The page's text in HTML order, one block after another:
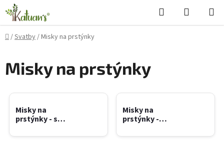
Přejít
na
obsah
Hledat
KOŠÍK
Domů
/Svatby/Misky na prstýnky
Misky na prstýnky
Misky na
prstýnky - s
jmény
Misky na
prstýnky -